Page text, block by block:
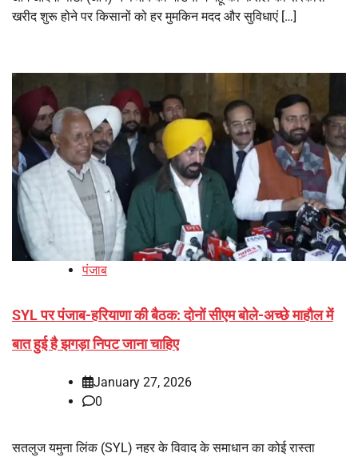
खरीद शुरू होने पर किसानों को हर मुमकिन मदद और सुविधाएं […]
पंजाब
SYL पर पंजाब-हरियाणा की बैठक: दोनों सीएम बोले-अच्छे माहाैल में
बात हुई है झगड़ा निपट जाना चाहिए
January 27, 2026
0
सतलुज यमुना लिंक (SYL) नहर के विवाद के समाधान का कोई रास्ता